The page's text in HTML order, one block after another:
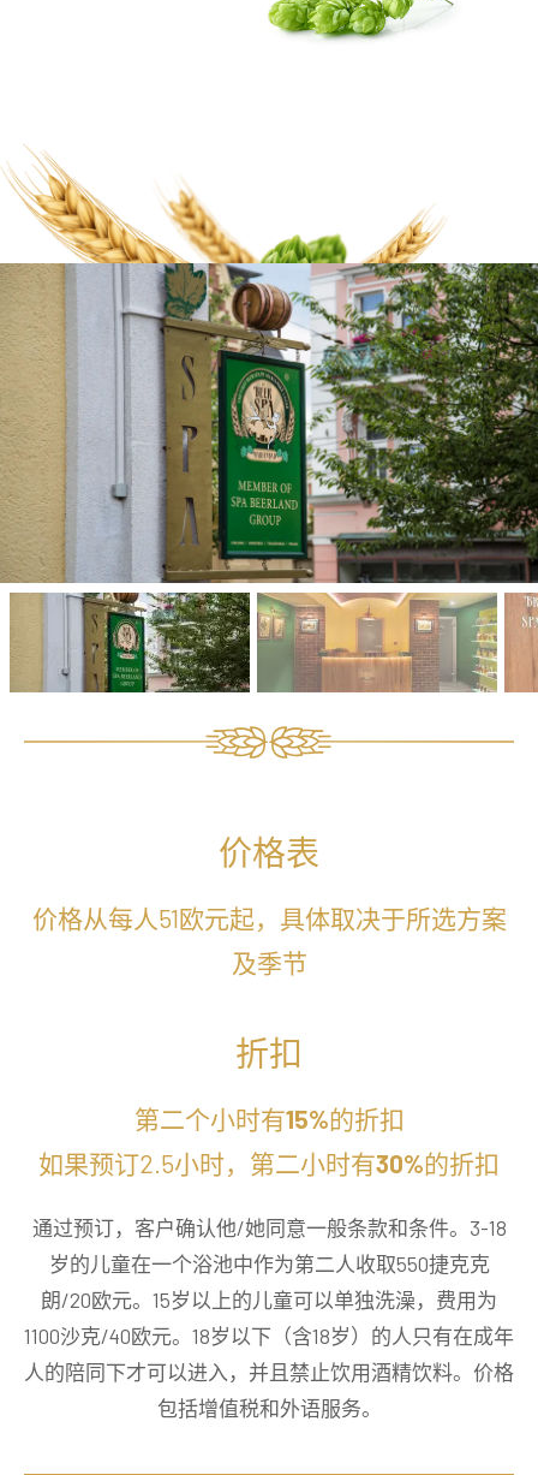
价格表
价格从每人51欧元起，具体取决于所选方案
及季节
折扣
第二个小时有15%的折扣
如果预订2.5小时，第二小时有30%的折扣
通过预订，客户确认他/她同意一般条款和条件。3-18
岁的儿童在一个浴池中作为第二人收取550捷克克
朗/20欧元。15岁以上的儿童可以单独洗澡，费用为
1100沙克/40欧元。18岁以下（含18岁）的人只有在成年
人的陪同下才可以进入，并且禁止饮用酒精饮料。价格
包括增值税和外语服务。